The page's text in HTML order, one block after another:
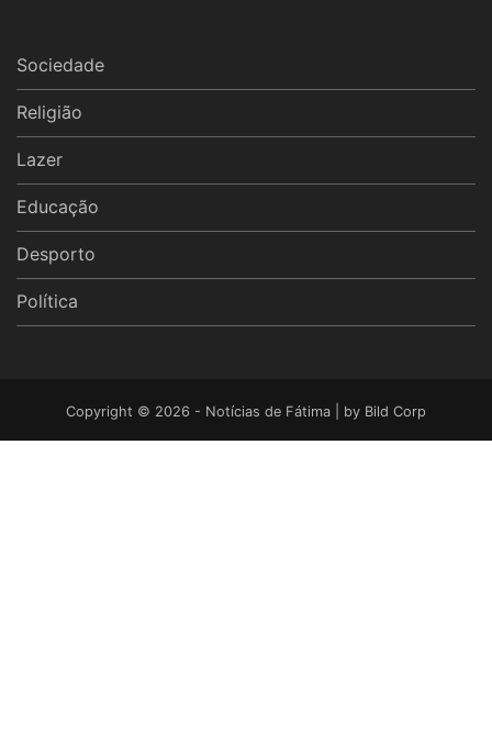
Sociedade
Religião
Lazer
Educação
Desporto
Política
Copyright © 2026 - Notícias de Fátima | by Bild Corp